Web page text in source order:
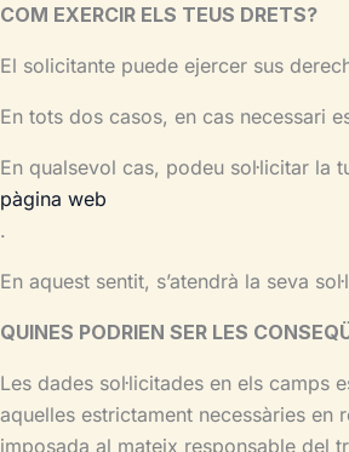
COM EXERCIR ELS TEUS DRETS?
El solicitante puede ejercer sus
En tots dos casos, en cas necessari
En qualsevol cas, podeu sol·licitar la
pàgina web
.
En aquest sentit, s’atendrà la seva
QUINES PODRIEN SER LES
Les dades sol·licitades en els
aquelles estrictament necessàries en
imposada al mateix responsable del